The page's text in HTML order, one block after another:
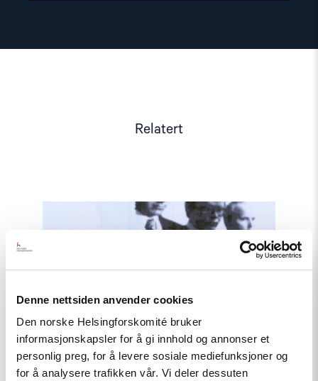
Denne nettsiden anvender cookies
Den norske Helsingforskomité bruker
informasjonskapsler for å gi innhold og annonser et
personlig preg, for å levere sosiale mediefunksjoner og
for å analysere trafikken vår. Vi deler dessuten
Relatert
Read
article
"Møt
Arendalsuka